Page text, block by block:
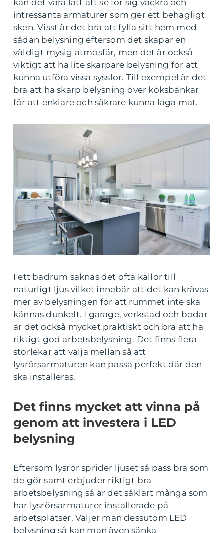
kan det vara lätt att se för sig vackra och
intressanta armaturer som ger ett behagligt
sken. Visst är det bra att fylla sitt hem med
sådan belysning eftersom det skapar en
väldigt mysig atmosfär, men det är också
viktigt att ha lite skarpare belysning för att
kunna utföra vissa sysslor. Till exempel är det
bra att ha skarp belysning över köksbänkar
för att enklare och säkrare kunna laga mat.
I ett badrum saknas det ofta källor till
naturligt ljus vilket innebär att det kan krävas
mer av belysningen för att rummet inte ska
kännas dunkelt. I garage, verkstad och bodar
är det också mycket praktiskt och bra att ha
riktigt god arbetsbelysning. Det finns flera
storlekar att välja mellan så att
lysrörsarmaturen kan passa perfekt där den
ska installeras.
Det finns mycket att vinna på
genom att investera i LED
belysning
Eftersom lysrör sprider ljuset så pass bra som
de gör samt erbjuder riktigt bra
arbetsbelysning så är det såklart många som
har lysrörsarmaturer installerade på
arbetsplatser. Väljer man dessutom LED
belysning så kan man även sänka